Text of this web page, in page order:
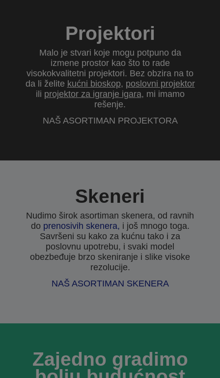
Projektori
Malo je stvari koje mogu potpuno da
izmene prostor kao što to rade
visokokvalitetni projektori. Bez obzira na to
da li želite kućni bioskop, poslovni projektor
ili projektor za igranje igara, mi imamo
rešenje.
NAŠ ASORTIMAN PROJEKTORA
Skeneri
Nudimo širok asortiman skenera, od ravnih
do prenosivih skenera, i još mnogo toga.
Savršeni su kako za kućnu tako i za
poslovnu upotrebu, i svaki model
obezbeđuje brzo skeniranje i slike visoke
rezolucije.
NAŠ ASORTIMAN SKENERA
Zajedno gradimo